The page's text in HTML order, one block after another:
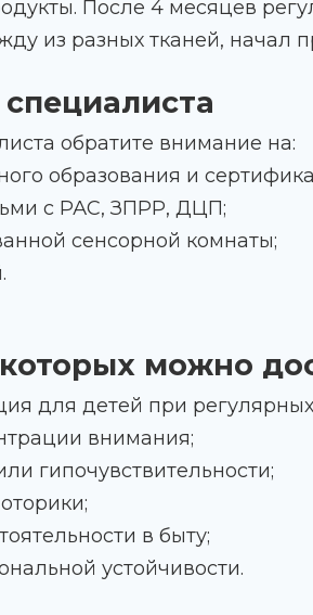
После 4 месяцев
из разных тканей, начал
обратите внимание на:
образования и
с РАС, ЗПРР, ДЦП;
сенсорной комнаты;
можно
для детей при регулярных
внимания;
гипочувствительности;
в быту;
устойчивости.